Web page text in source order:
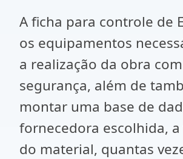
A ficha para controle de
os equipamentos
a realização da obra com
segurança, além de
montar uma base de
fornecedora escolhida,
do material, quantas